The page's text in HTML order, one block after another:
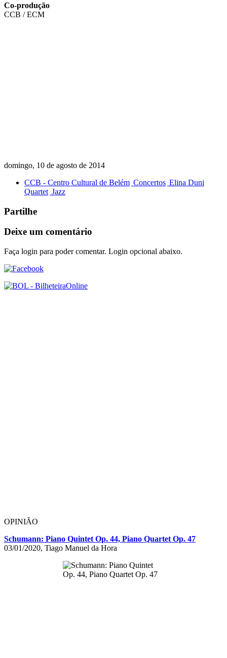
Co-produção
CCB / ECM
domingo, 10 de agosto de 2014
CCB - Centro Cultural de Belém Concertos Elina Duni
Quartet Jazz
Partilhe
Deixe um comentário
Faça login para poder comentar. Login opcional abaixo.
OPINIÃO
Schumann: Piano Quintet Op. 44, Piano Quartet Op. 47
03/01/2020, Tiago Manuel da Hora